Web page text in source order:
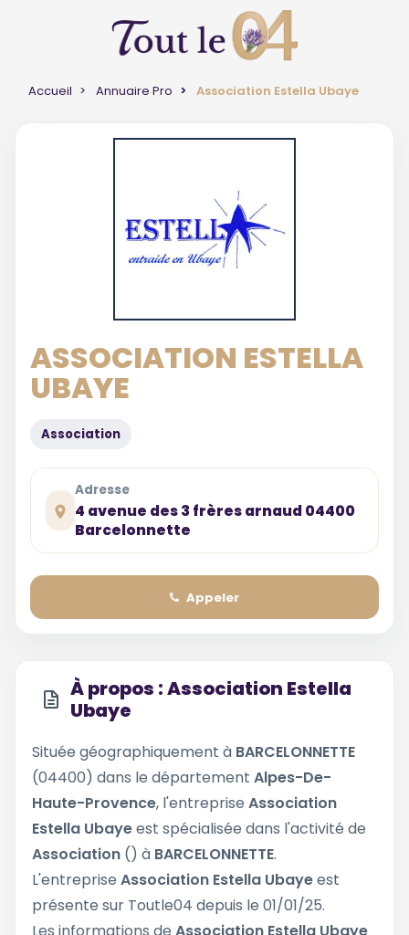
Accueil Annuaire Pro Association Estella Ubaye
ASSOCIATION ESTELLA
UBAYE
Association
Adresse
4 avenue des 3 frères arnaud 04400
Barcelonnette
Appeler
À propos : Association Estella
Ubaye
Située géographiquement à BARCELONNETTE
(04400) dans le département Alpes-De-
Haute-Provence, l'entreprise Association
Estella Ubayeest spécialisée dans l'activité de
Association () à BARCELONNETTE.
L'entreprise Association Estella Ubayeest
présente sur Toutle04 depuis le 01/01/25.